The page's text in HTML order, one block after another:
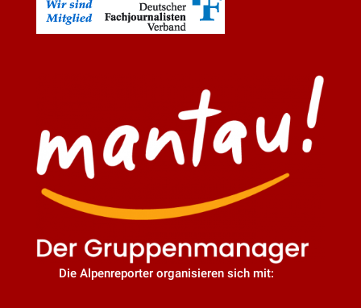
Die Alpenreporter organisieren sich mit: